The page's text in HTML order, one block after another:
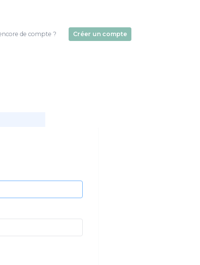
de compte ? Créer un compte